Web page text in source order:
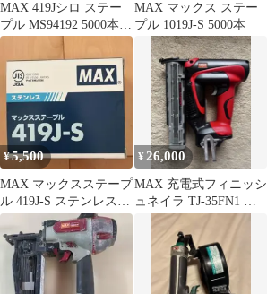
MAX 419Jシロ ステー
プル MS94192 5000本 4
箱セット
MAX マックス ステー
プル 1019J-S 5000本
¥5,500
MAX マックスステープ
ル 419J-S ステンレス
5000本
¥26,000
MAX 充電式フィニッシ
ュネイラ TJ-35FN1 本